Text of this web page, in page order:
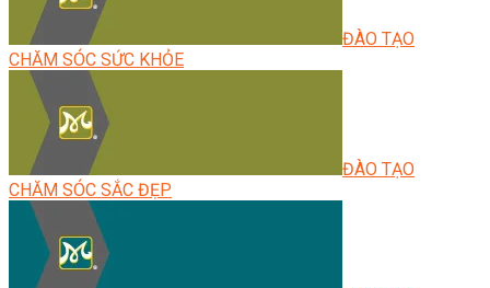
ĐÀO TẠO
CHĂM SÓC SỨC KHỎE
ĐÀO TẠO
CHĂM SÓC SẮC ĐẸP